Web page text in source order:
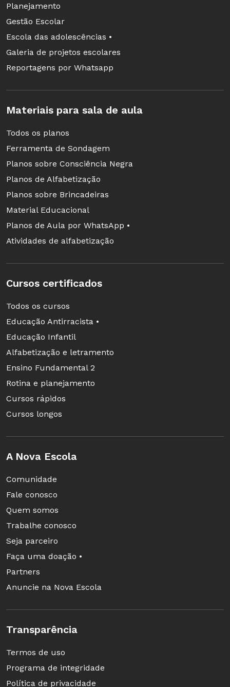
Planejamento
Gestão Escolar
Escola das adolescências •
Galeria de projetos escolares
Reportagens por Whatsapp
Materiais para sala de aula
Todos os planos
Ferramenta de Sondagem
Planos sobre Consciência Negra
Planos de Alfabetização
Planos sobre Brincadeiras
Material Educacional
Planos de Aula por WhatsApp •
Atividades de alfabetização
Cursos certificados
Todos os cursos
Educação Antirracista •
Educação Infantil
Alfabetização e letramento
Ensino Fundamental 2
Rotina e planejamento
Cursos rápidos
Cursos longos
A Nova Escola
Comunidade
Fale conosco
Quem somos
Trabalhe conosco
Seja parceiro
Faça uma doação •
Partners
Anuncie na Nova Escola
Transparência
Termos de uso
Programa de integridade
Política de privacidade